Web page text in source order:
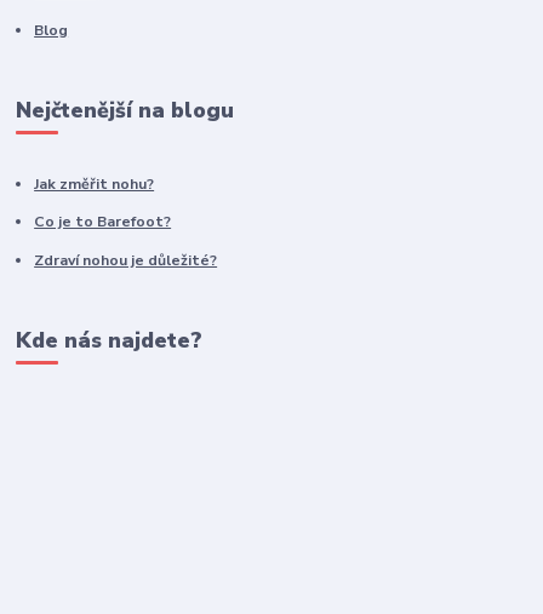
Blog
Nejčtenější na blogu
Jak změřit nohu?
Co je to Barefoot?
Zdraví nohou je důležité?
Kde nás najdete?